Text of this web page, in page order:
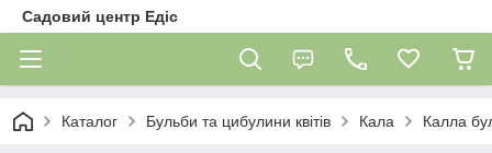
Садовий центр Едіс
Каталог Бульби та цибулини квітів Кала Калла